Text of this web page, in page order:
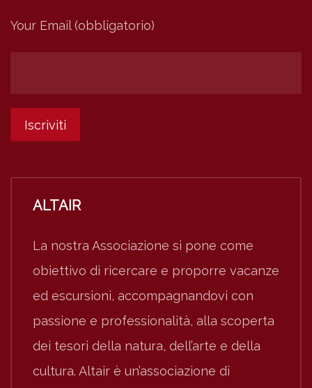
Your Email (obbligatorio)
ALTAIR
La nostra Associazione si pone come
obiettivo di ricercare e proporre vacanze
ed escursioni, accompagnandovi con
passione e professionalità, alla scoperta
dei tesori della natura, dell’arte e della
cultura. Altair è un’associazione di